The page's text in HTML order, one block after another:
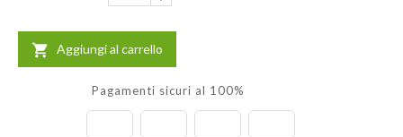
 Aggiungi al carrello
Pagamenti sicuri al 100%